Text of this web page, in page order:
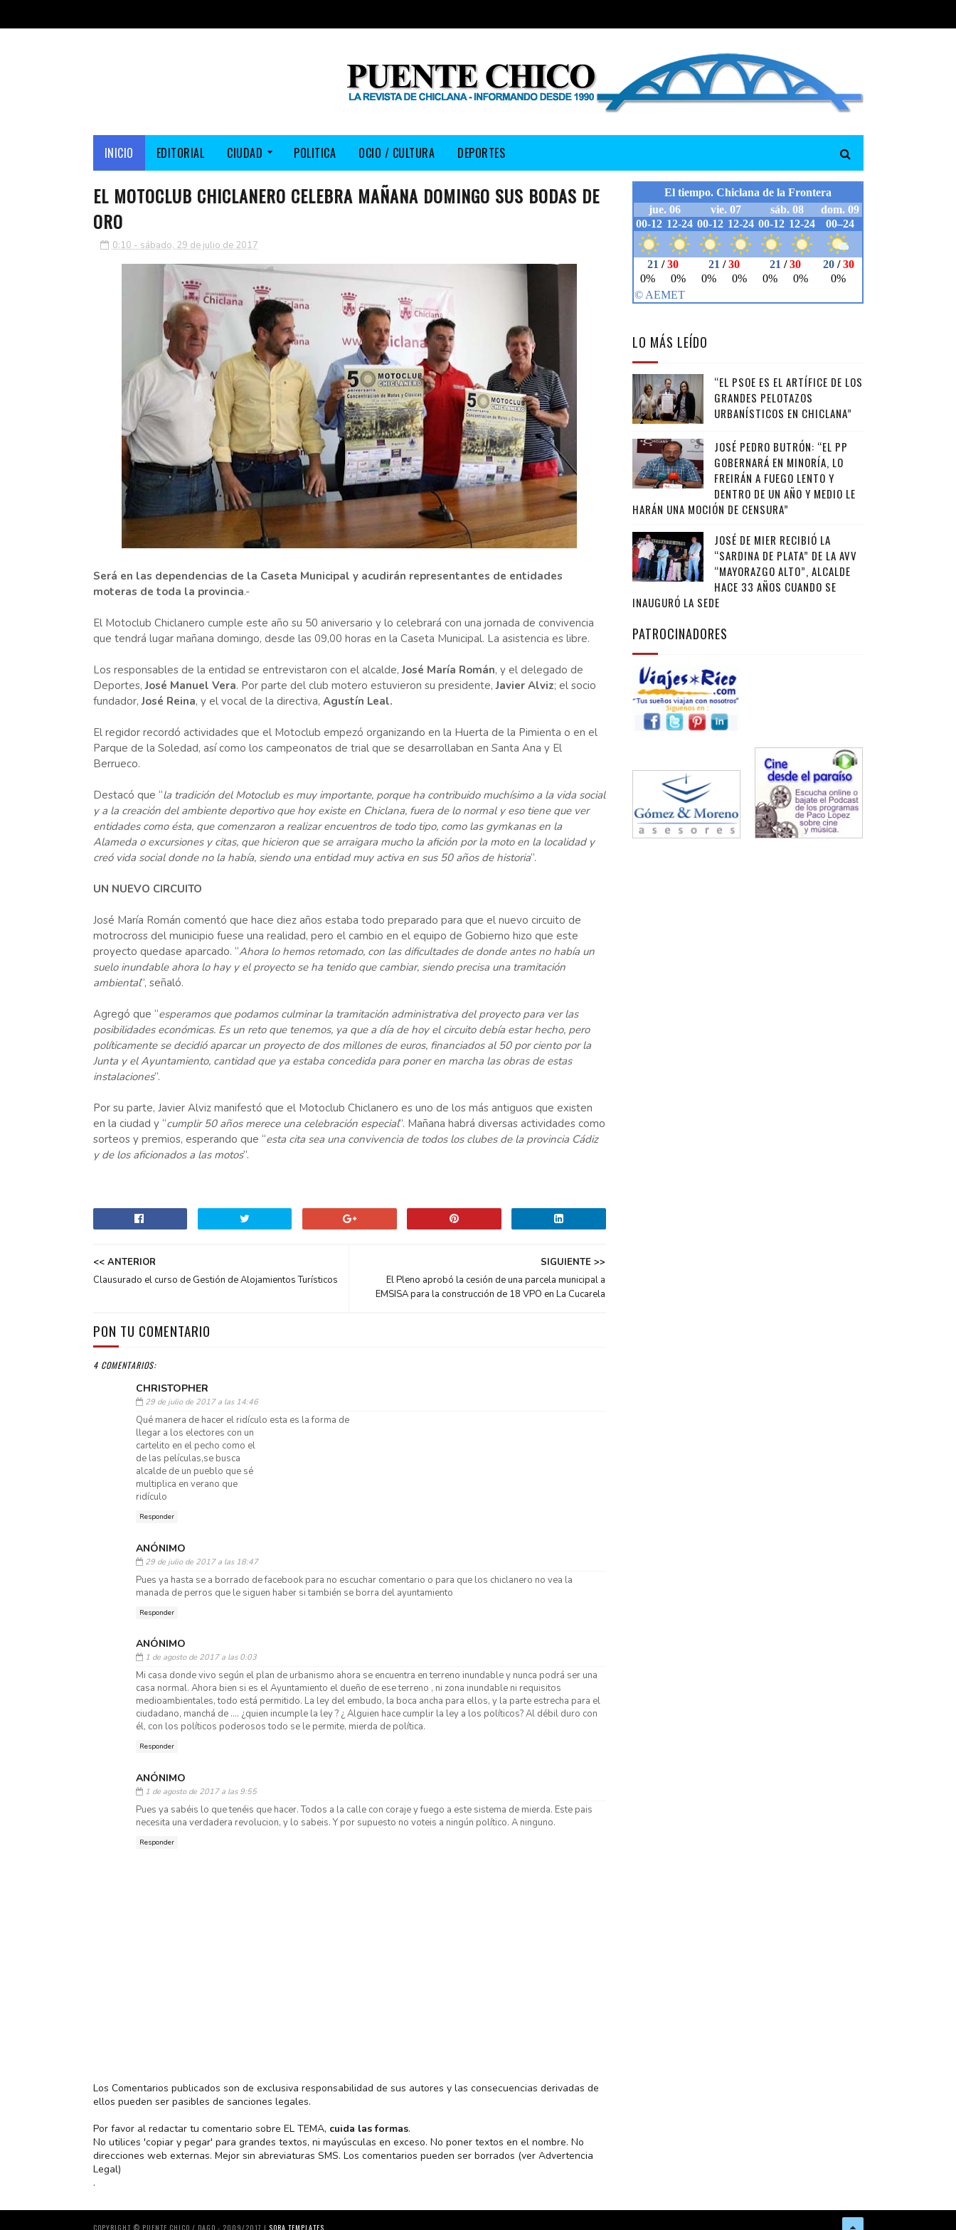
INICIO EDITORIAL CIUDAD POLITICA OCIO / CULTURA DEPORTES
EL MOTOCLUB CHICLANERO CELEBRA MAÑANA DOMINGO SUS BODAS DE
ORO
0:10 - sábado, 29 de julio de 2017
Será en las dependencias de la Caseta Municipal y acudirán representantes de entidades
moteras de toda la provincia.-
El Motoclub Chiclanero cumple este año su 50 aniversario y lo celebrará con una jornada de convivencia
que tendrá lugar mañana domingo, desde las 09,00 horas en la Caseta Municipal. La asistencia es libre.
Los responsables de la entidad se entrevistaron con el alcalde,José María Román, y el delegado de
Deportes,José Manuel Vera. Por parte del club motero estuvieron su presidente,Javier Alviz; el socio
fundador,José Reina, y el vocal de la directiva, Agustín Leal.
El regidor recordó actividades que el Motoclub empezó organizando en la Huerta de la Pimienta o en el
Parque de la Soledad, así como los campeonatos de trial que se desarrollaban en Santa Ana y El
Berrueco.
Destacó que “la tradición del Motoclub es muy importante, porque ha contribuido muchísimo a la vida social
y a la creación del ambiente deportivo que hoy existe en Chiclana, fuera de lo normal y eso tiene que ver
entidades como ésta, que comenzaron a realizar encuentros de todo tipo, como las gymkanas en la
Alameda o excursiones y citas, que hicieron que se arraigara mucho la afición por la moto en la localidad y
creó vida social donde no la había, siendo una entidad muy activa en sus 50 años de historia”.
UN NUEVO CIRCUITO
José María Román comentó que hace diez años estaba todo preparado para que el nuevo circuito de
motrocross del municipio fuese una realidad, pero el cambio en el equipo de Gobierno hizo que este
proyecto quedase aparcado. “Ahora lo hemos retomado, con las dificultades de donde antes no había un
suelo inundable ahora lo hay y el proyecto se ha tenido que cambiar, siendo precisa una tramitación
ambiental”, señaló.
Agregó que “esperamos que podamos culminar la tramitación administrativa del proyecto para ver las
posibilidades económicas. Es un reto que tenemos, ya que a día de hoy el circuito debía estar hecho, pero
políticamente se decidió aparcar un proyecto de dos millones de euros, financiados al 50 por ciento por la
Junta y el Ayuntamiento, cantidad que ya estaba concedida para poner en marcha las obras de estas
instalaciones”.
Por su parte, Javier Alviz manifestó que el Motoclub Chiclanero es uno de los más antiguos que existen
en la ciudad y “cumplir 50 años merece una celebración especial”. Mañana habrá diversas actividades como
sorteos y premios, esperando que “esta cita sea una convivencia de todos los clubes de la provincia Cádiz
y de los aficionados a las motos”.
SIGUIENTE >>
El Pleno aprobó la cesión de una parcela municipal a
EMSISA para la construcción de 18 VPO en La Cucarela
<< ANTERIOR
Clausurado el curso de Gestión de Alojamientos Turísticos
PON TU COMENTARIO
4 COMENTARIOS:
CHRISTOPHER
29 de julio de 2017 a las 14:46
Qué manera de hacer el ridículo esta es la forma de
llegar a los electores con un
cartelito en el pecho como el
de las películas,se busca
alcalde de un pueblo que sé
multiplica en verano que
ridículo
Responder
ANÓNIMO
29 de julio de 2017 a las 18:47
Pues ya hasta se a borrado de facebook para no escuchar comentario o para que los chiclanero no vea la
manada de perros que le siguen haber si también se borra del ayuntamiento
Responder
ANÓNIMO
1 de agosto de 2017 a las 0:03
Mi casa donde vivo según el plan de urbanismo ahora se encuentra en terreno inundable y nunca podrá ser una
casa normal. Ahora bien si es el Ayuntamiento el dueño de ese terreno , ni zona inundable ni requisitos
medioambientales, todo está permitido. La ley del embudo, la boca ancha para ellos, y la parte estrecha para el
ciudadano, manchá de .... ¿quien incumple la ley ? ¿ Alguien hace cumplir la ley a los políticos? Al débil duro con
él, con los políticos poderosos todo se le permite, mierda de política.
Responder
ANÓNIMO
1 de agosto de 2017 a las 9:55
Pues ya sabéis lo que tenéis que hacer. Todos a la calle con coraje y fuego a este sistema de mierda. Este pais
necesita una verdadera revolucion, y lo sabeis. Y por supuesto no voteis a ningún político. A ninguno.
Responder
Los Comentarios publicados son de exclusiva responsabilidad de sus autores y las consecuencias derivadas de
ellos pueden ser pasibles de sanciones legales.
Por favor al redactar tu comentario sobre EL TEMA, cuida las formas.
No utilices 'copiar y pegar' para grandes textos, ni mayúsculas en exceso. No poner textos en el nombre. No
direcciones web externas. Mejor sin abreviaturas SMS. Los comentarios pueden ser borrados (ver Advertencia
Legal)
.
LO MÁS LEÍDO
“EL PSOE ES EL ARTÍFICE DE LOS
GRANDES PELOTAZOS
URBANÍSTICOS EN CHICLANA”
JOSÉ PEDRO BUTRÓN: “EL PP
GOBERNARÁ EN MINORÍA, LO
FREIRÁN A FUEGO LENTO Y
DENTRO DE UN AÑO Y MEDIO LE
HARÁN UNA MOCIÓN DE CENSURA”
JOSÉ DE MIER RECIBIÓ LA
“SARDINA DE PLATA” DE LA AVV
“MAYORAZGO ALTO”, ALCALDE
HACE 33 AÑOS CUANDO SE
INAUGURÓ LA SEDE
PATROCINADORES
COPYRIGHT © PUENTE CHICO / DAGO - 2009/2017 | SORA TEMPLATES